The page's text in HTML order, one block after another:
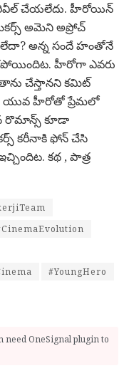
రివీల్ చేయ‌లేదు. హీరోయిన్
అమెని అప్రోచ్
అన్న సందే హంతోనే
హీరోగా ఎవ‌రు
తాను చేస్తాన‌ని క‌మిట్
యువ హీరోతో ప్రేమ‌లో
రొమాన్స్ కూడా
క‌రీనాకి ఫోన్ చేసి
క‌థ , పాత్ర
#YoungHero
need OneSignal plugin to